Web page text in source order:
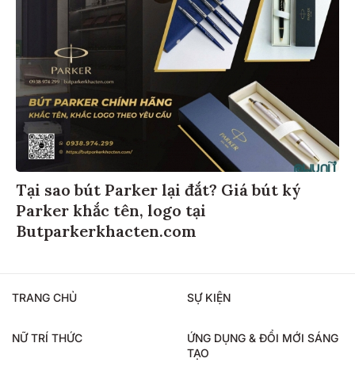
Tại sao bút Parker lại đắt? Giá bút ký
Parker khắc tên, logo tại
Butparkerkhacten.com
TRANG CHỦ SỰ KIỆN
NỮ TRÍ THỨC
ỨNG DỤNG & ĐỔI MỚI SÁNG
TẠO